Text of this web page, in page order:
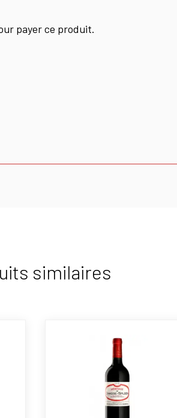
payer ce produit.
similaires